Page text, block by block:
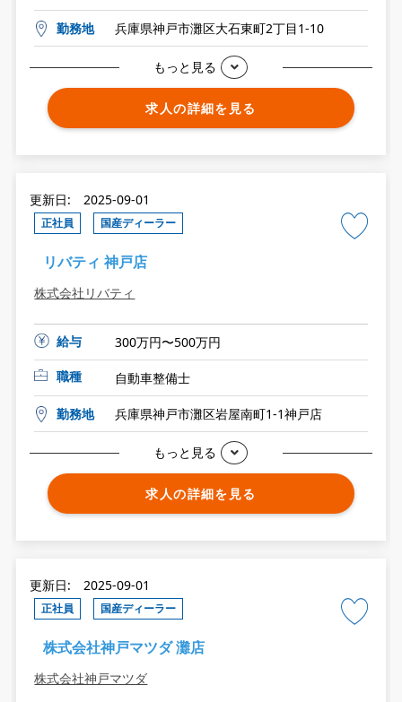
勤務地 兵庫県神戸市灘区大石東町2丁目1-10
もっと見る
求人の詳細を見る
更新日: 2025-09-01
正社員 国産ディーラー
リバティ 神戸店
株式会社リバティ
給与
300万円〜500万円
職種
自動車整備士
勤務地 兵庫県神戸市灘区岩屋南町1-1神戸店
もっと見る
求人の詳細を見る
更新日: 2025-09-01
正社員 国産ディーラー
株式会社神戸マツダ 灘店
株式会社神戸マツダ